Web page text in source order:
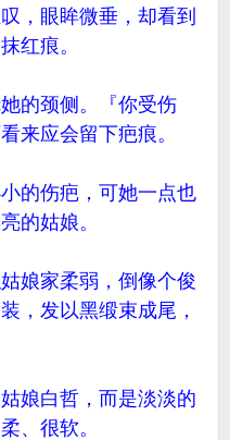
眼眸微垂，却看到
红痕。
的颈侧。『你受伤
来应会留下疤痕。
伤疤，可她一点也
的姑娘。
家柔弱，倒像个俊
，发以黑缎束成尾，
白哲，而是淡淡的
、很软。